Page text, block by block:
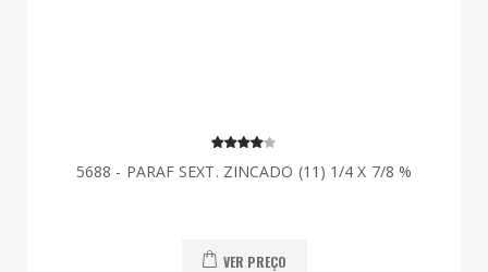
5688 - PARAF SEXT. ZINCADO (11) 1/4 X 7/8 %
VER PREÇO